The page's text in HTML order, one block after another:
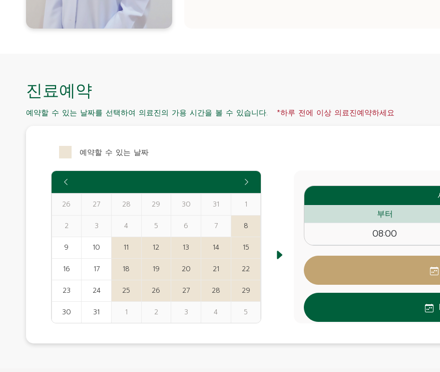
진료예약
예약할 수 있는 날짜를 선택하여 의료진의 가용 시간을 볼 수 있습니다. *하루 전에 이상 의료진예약하세요
예약할 수 있는 날짜
26 27 28 29 30 31 1
2 3 4 5 6 7 8
9 10 11 12 13 14 15
16 17 18 19 20 21 22
23 24 25 26 27 28 29
30 31 1 2 3 4 5
부터
08:00